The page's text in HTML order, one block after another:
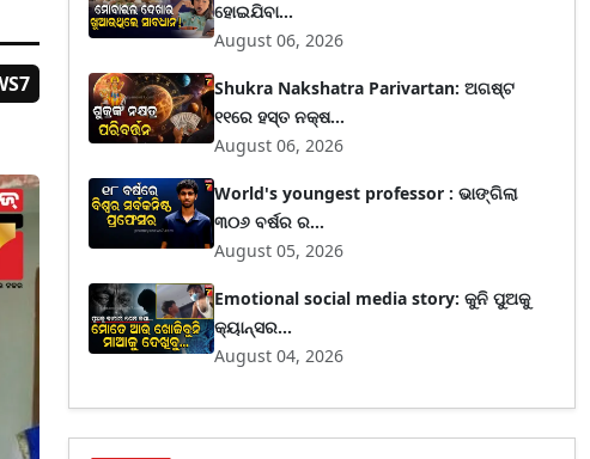
ହୋଇଯିବା...
August 06, 2026
Shukra Nakshatra Parivartan: ଅଗଷ୍ଟ
୧୧ରେ ହସ୍ତ ନକ୍ଷ...
August 06, 2026
World's youngest professor : ଭାଙ୍ଗିଲା
୩୦୬ ବର୍ଷର ର...
August 05, 2026
Emotional social media story: କୁନି ପୁଅକୁ
କ୍ୟାନ୍ସର...
August 04, 2026